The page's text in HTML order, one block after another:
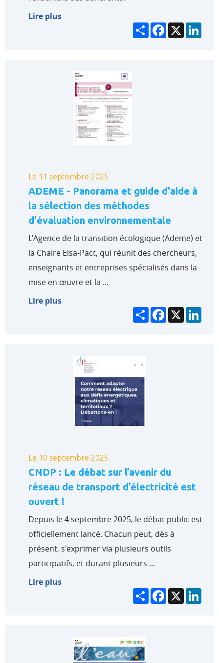
Lire plus
PartagerFacebook
X
Le 11 septembre 2025
ADEME - Panorama et guide d'aide à
la sélection des méthodes
d'évaluation environnementale
L'Agence de la transition écologique (Ademe) et
la Chaire Elsa-Pact, qui réunit des chercheurs,
enseignants et entreprises spécialisés dans la
mise en œuvre et la ...
Lire plus
PartagerFacebook
X
Le 10 septembre 2025
CNDP : Le débat sur l’avenir du
réseau de transport d’électricité est
ouvert !
Depuis le 4 septembre 2025, le débat public est
officiellement lancé. Chacun peut, dès à
présent, s'exprimer via plusieurs outils
participatifs, et durant plusieurs ...
Lire plus
PartagerFacebook
X